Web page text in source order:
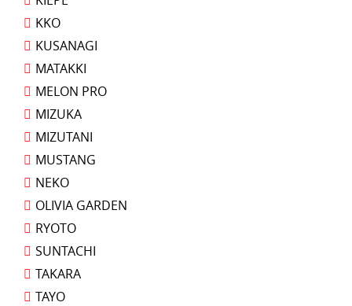
KKO
KUSANAGI
MATAKKI
MELON PRO
MIZUKA
MIZUTANI
MUSTANG
NEKO
OLIVIA GARDEN
RYOTO
SUNTACHI
TAKARA
TAYO